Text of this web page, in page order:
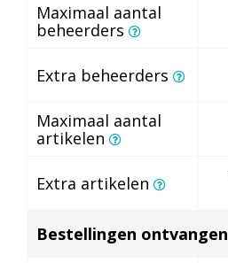
Maximaal aantal
beheerders
Extra beheerders
Maximaal aantal
artikelen
Extra artikelen
Bestellingen ontvangen